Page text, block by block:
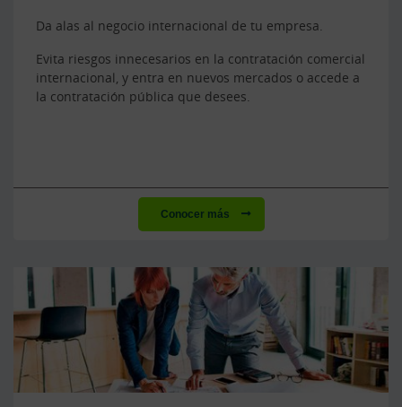
Da alas al negocio internacional de tu empresa.
Evita riesgos innecesarios en la contratación comercial
internacional, y entra en nuevos mercados o accede a
la contratación pública que desees.
Conocer más